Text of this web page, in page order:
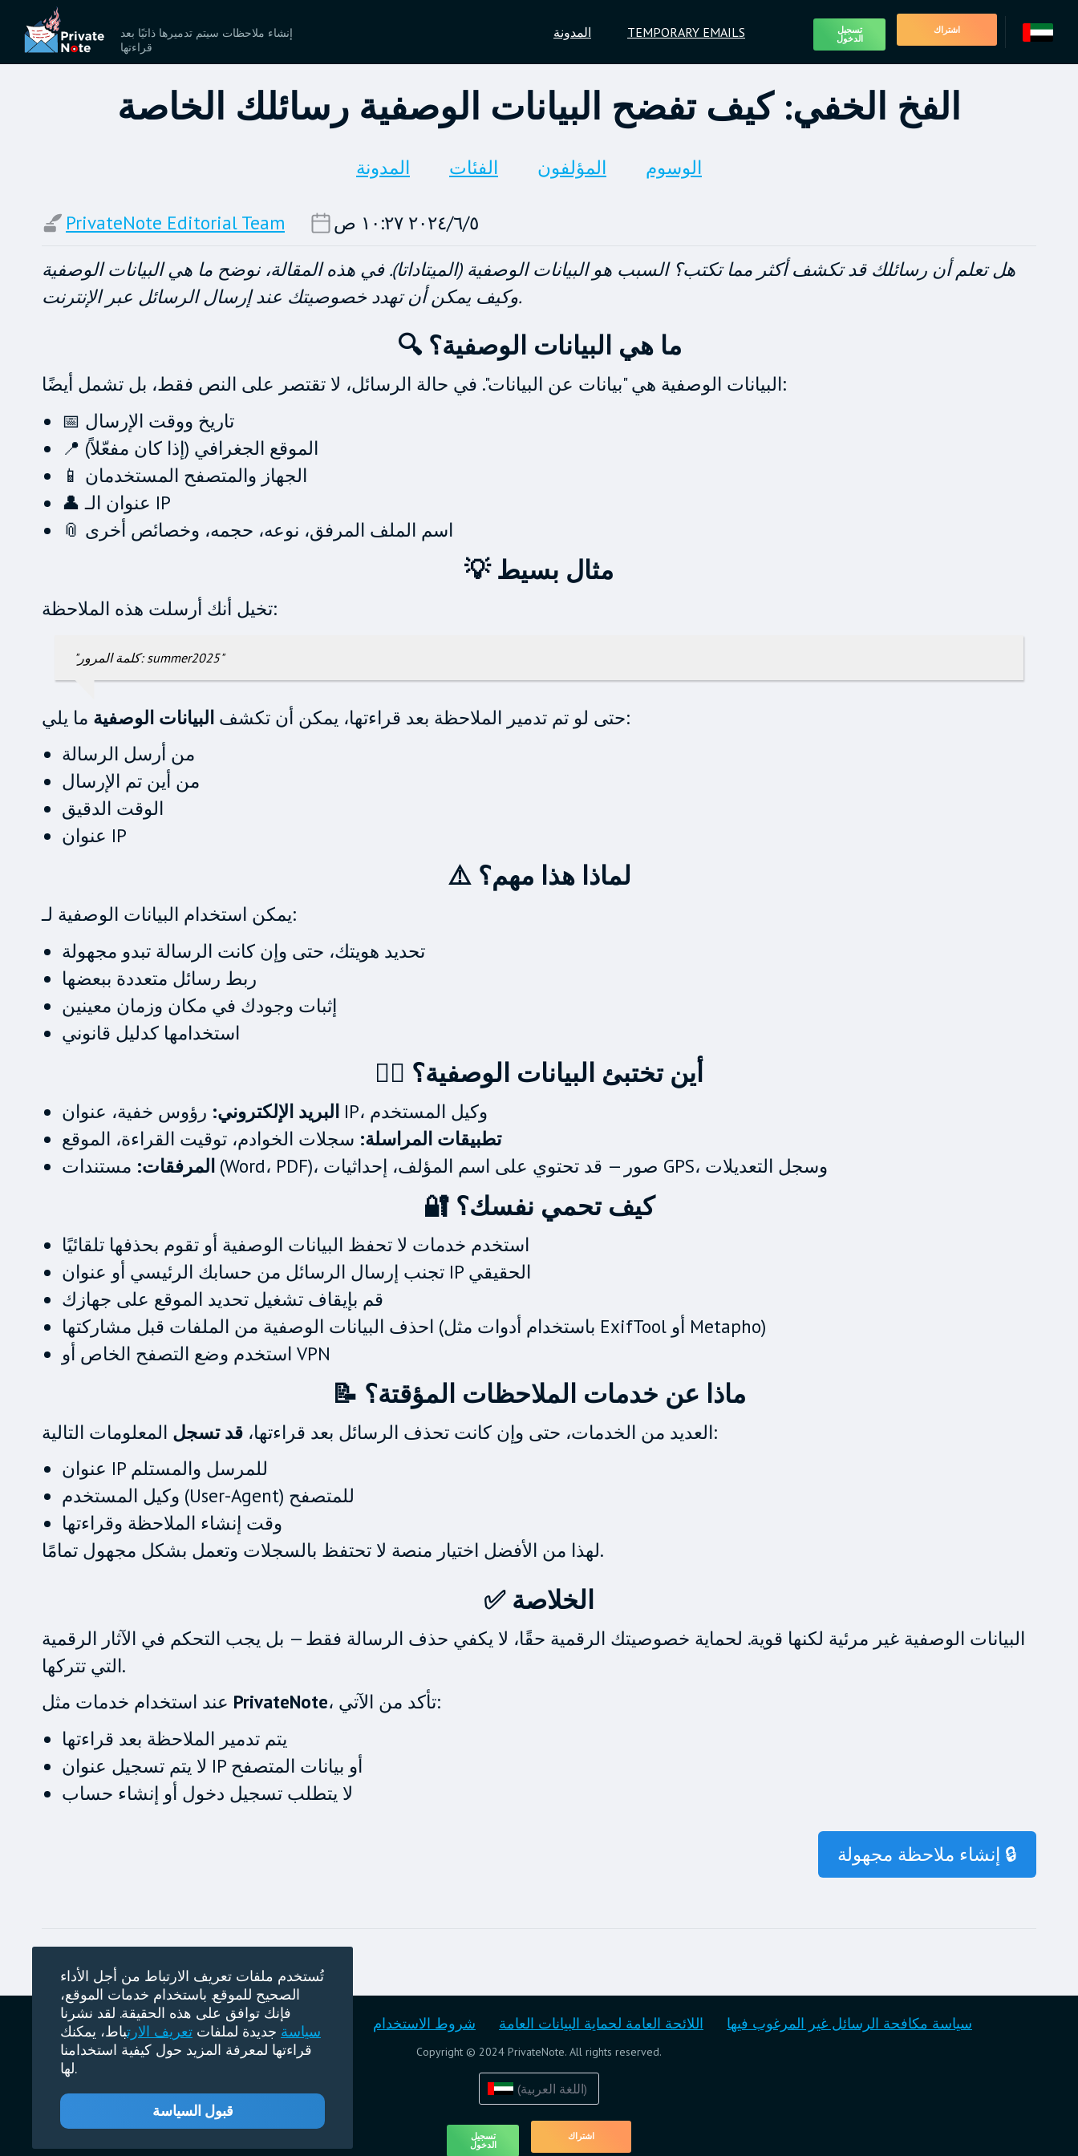
إنشاء ملاحظات سيتم تدميرها ذاتيًا بعد
قراءتها
المدونة TEMPORARY EMAILS
تسجيل
الدخول
اشتراك
الفخ الخفي: كيف تفضح البيانات الوصفية رسائلك الخاصة
المدونة الفئات المؤلفون الوسوم
PrivateNote Editorial Team
٥‏/٦‏/٢٠٢٤ ١٠:٢٧ ص
هل تعلم أن رسائلك قد تكشف أكثر مما تكتب؟ السبب هو البيانات الوصفية (الميتاداتا). في هذه المقالة، نوضح ما هي البيانات الوصفية
وكيف يمكن أن تهدد خصوصيتك عند إرسال الرسائل عبر الإنترنت.
🔍 ما هي البيانات الوصفية؟
البيانات الوصفية هي "بيانات عن البيانات". في حالة الرسائل، لا تقتصر على النص فقط، بل تشمل أيضًا:
📅 تاريخ ووقت الإرسال
📍 الموقع الجغرافي (إذا كان مفعّلاً)
📱 الجهاز والمتصفح المستخدمان
👤 عنوان الـ IP
📎 اسم الملف المرفق، نوعه، حجمه، وخصائص أخرى
💡 مثال بسيط
تخيل أنك أرسلت هذه الملاحظة:
"كلمة المرور: summer2025"
حتى لو تم تدمير الملاحظة بعد قراءتها، يمكن أن تكشف البيانات الوصفية
ما يلي:
من أرسل الرسالة
من أين تم الإرسال
الوقت الدقيق
عنوان IP
⚠️ لماذا هذا مهم؟
يمكن استخدام البيانات الوصفية لـ:
تحديد هويتك، حتى وإن كانت الرسالة تبدو مجهولة
ربط رسائل متعددة ببعضها
إثبات وجودك في مكان وزمان معينين
استخدامها كدليل قانوني
🕵️‍♂️ أين تختبئ البيانات الوصفية؟
البريد الإلكتروني:
رؤوس خفية، عنوان IP، وكيل المستخدم
تطبيقات المراسلة: سجلات الخوادم، توقيت القراءة، الموقع
المرفقات:
مستندات (Word، PDF)، صور — قد تحتوي على اسم المؤلف، إحداثيات GPS، وسجل التعديلات
🔐 كيف تحمي نفسك؟
استخدم خدمات لا تحفظ البيانات الوصفية أو تقوم بحذفها تلقائيًا
تجنب إرسال الرسائل من حسابك الرئيسي أو عنوان IP الحقيقي
قم بإيقاف تشغيل تحديد الموقع على جهازك
احذف البيانات الوصفية من الملفات قبل مشاركتها (باستخدام أدوات مثل ExifTool أو Metapho)
استخدم وضع التصفح الخاص أو VPN
📝 ماذا عن خدمات الملاحظات المؤقتة؟
العديد من الخدمات، حتى وإن كانت تحذف الرسائل بعد قراءتها، قد تسجل
المعلومات التالية:
عنوان IP للمرسل والمستلم
وكيل المستخدم (User-Agent) للمتصفح
وقت إنشاء الملاحظة وقراءتها
لهذا من الأفضل اختيار منصة لا تحتفظ بالسجلات وتعمل بشكل مجهول تمامًا.
✅ الخلاصة
البيانات الوصفية غير مرئية لكنها قوية. لحماية خصوصيتك الرقمية حقًا، لا يكفي حذف الرسالة فقط — بل يجب التحكم في الآثار الرقمية
التي تتركها.
PrivateNote
، تأكد من الآتي:
يتم تدمير الملاحظة بعد قراءتها
لا يتم تسجيل عنوان IP أو بيانات المتصفح
لا يتطلب تسجيل دخول أو إنشاء حساب
🔒 إنشاء ملاحظة مجهولة
الرئيسية المدونة سياسة الخصوصية شروط الاستخدام اللائحة العامة لحماية البيانات العامة سياسة مكافحة الرسائل غير المرغوب فيها
Copyright © 2024 PrivateNote. All rights reserved.
(اللغة العربية)
تسجيل
الدخول
اشتراك
تُستخدم ملفات تعريف الارتباط من أجل الأداء
الصحيح للموقع. باستخدام خدمات الموقع،
فإنك توافق على هذه الحقيقة. لقد نشرنا
سياسة جديدة لملفات تعريف الارتباط، يمكنك
قراءتها لمعرفة المزيد حول كيفية استخدامنا
لها.
قبول السياسة